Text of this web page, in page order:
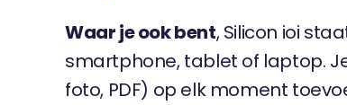
Waar je ook bent, Silicon ioi
smartphone, tablet of laptop.
foto, PDF) op elk moment